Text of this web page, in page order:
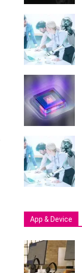
App & Device